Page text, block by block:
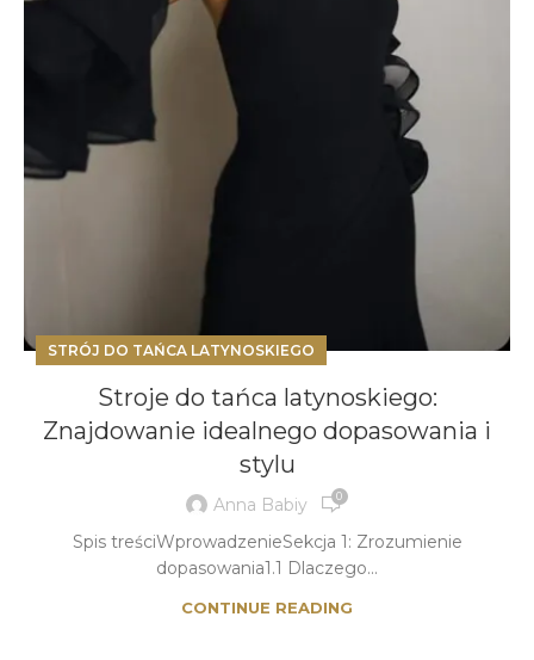
STRÓJ DO TAŃCA LATYNOSKIEGO
Stroje do tańca latynoskiego:
Znajdowanie idealnego dopasowania i
stylu
Anna Babiy 0
Spis treściWprowadzenieSekcja 1: Zrozumienie
dopasowania1.1 Dlaczego...
CONTINUE READING